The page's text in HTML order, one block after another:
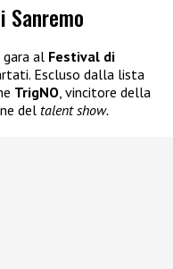
Sanremo
gara al Festival di
Escluso dalla lista
TrigNO, vincitore della
del talent show.